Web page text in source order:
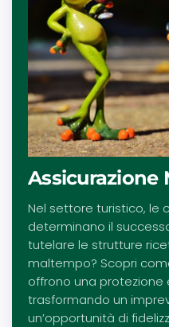
Assicurazione
Nel settore turistico, le
determinano il
tutelare le strutture
maltempo? Scopri
offrono una protezione
trasformando un
un’opportunità di